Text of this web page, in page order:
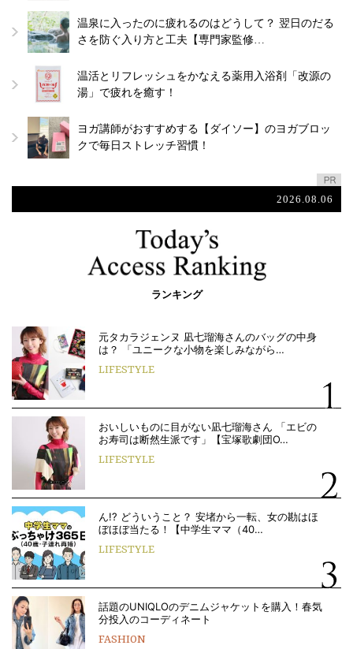
温泉に入ったのに疲れるのはどうして？ 翌日のだる
さを防ぐ入り方と工夫【専門家監修…
温活とリフレッシュをかなえる薬用入浴剤「改源の
湯」で疲れを癒す！
ヨガ講師がおすすめする【ダイソー】のヨガブロッ
クで毎日ストレッチ習慣！
2026.08.06
ランキング
元タカラジェンヌ 凪七瑠海さんのバッグの中身
は？ 「ユニークな小物を楽しみながら…
LIFESTYLE
おいしいものに目がない凪七瑠海さん 「エビの
お寿司は断然生派です」【宝塚歌劇団O…
LIFESTYLE
ん!? どういうこと？ 安堵から一転、女の勘はほ
ぼほぼ当たる！【中学生ママ（40…
LIFESTYLE
話題のUNIQLOのデニムジャケットを購入！春気
分投入のコーディネート
FASHION